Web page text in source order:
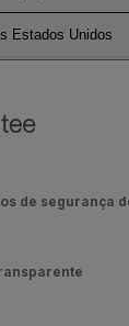
Estados Unidos
de segurança